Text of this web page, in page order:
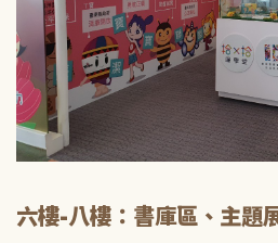
六樓-八樓：書庫區、主題